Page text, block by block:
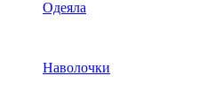
Одеяла
Наволочки